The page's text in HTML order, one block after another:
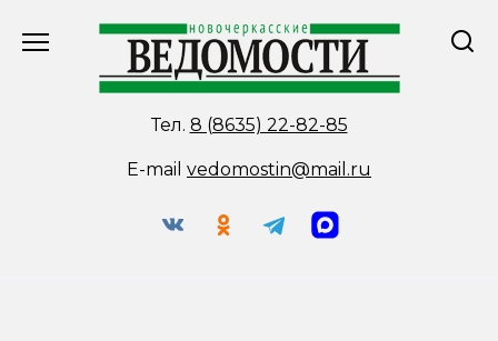
Тел. 8 (8635) 22-82-85
E-mail vedomostin@mail.ru